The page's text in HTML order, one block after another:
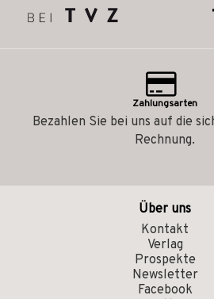
Zahlungsarten
Bezahlen Sie bei uns auf die
Rechnung.
Über uns
Kontakt
Verlag
Prospekte
Newsletter
Facebook